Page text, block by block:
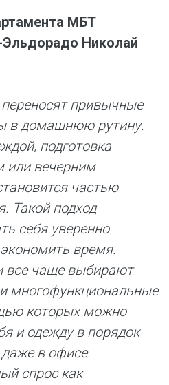
МБТ
Николай
привычные
в домашнюю рутину.
подготовка
или вечерним
частью
Такой подход
себя уверенно
время.
все чаще выбирают
многофункциональные
которых можно
и одежду в порядок
в офисе.
спрос как